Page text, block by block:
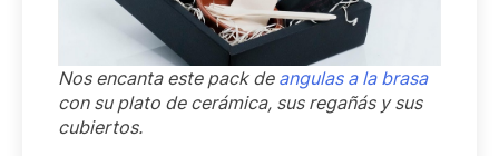
Nos encanta este pack de angulas a la brasa
con su plato de cerámica, sus regañás y sus
cubiertos.